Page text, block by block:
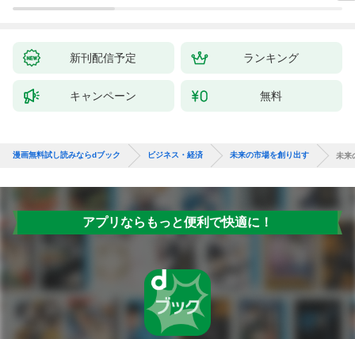
新刊配信予定 ランキング
キャンペーン 無料
漫画無料試し読みならdブック ビジネス・経済 未来の市場を創り出す 未来
アプリならもっと便利で快適に！